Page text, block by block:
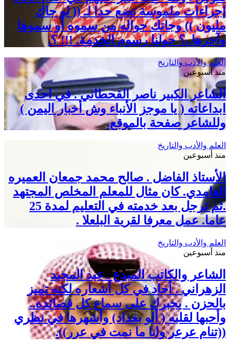
إجراءات ملموسة تضع حدا لـ (( لو جاك
مليون )) وجاتك حواله من سموه أو سموها
وآخرها..؟ حولنا رسوم الخدمة. !!! ؟.
العلم والأدب والتاريخ
منذ أسبوعين
الشاعر الكبير ناصر القحطاني . في احدى
ابداعاته ( يا موجز الأنباء وش أخبار اليمن )
وللشاعر صفحة بالموقع.
العلم والأدب والتاريخ
منذ أسبوعين
الأستاذ الفاضل . صالح محمد جمعان العميره
الغامدي. كان مثال للمعلم المخلص المجتهد
.ثم ترجل بعد خدمته في التعليم لمدة 25
عاما. عمل معرفا لقرية البلعلا .
العلم والأدب والتاريخ
منذ أسبوعين
الشاعر والكاتب المبدع . عبد المجيد
الزهراني . أجاد في كل أشعاره لكنه تميز
بالحزن . يجبرك على سماع كل قصائده..
وأحبها لقلبه ( ألو بغداد) وأشهرها في نظري
((تنام عرعر وانا ما نمت في عرر)).